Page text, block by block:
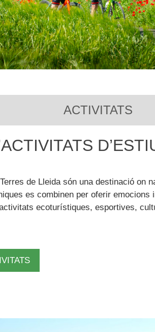
ACTIVITATS
de Lleida són una destinació on
es combinen per oferir emocions
ecoturístiques, esportives,